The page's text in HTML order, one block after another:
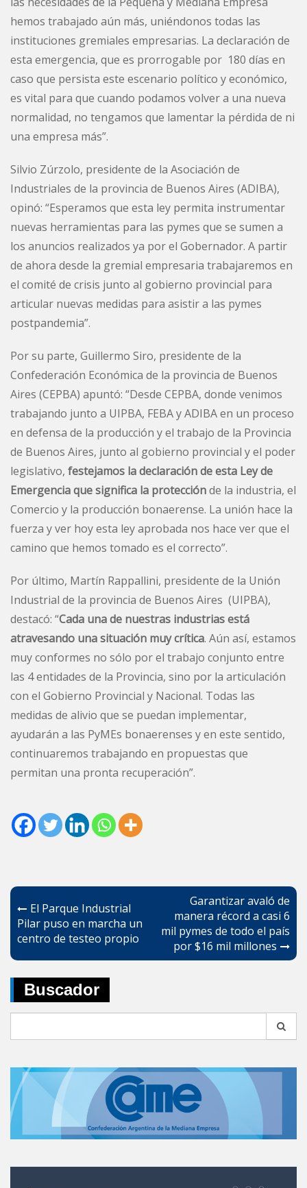
hemos trabajado aún más, uniéndonos todas las
instituciones gremiales empresarias. La declaración de
esta emergencia, que es prorrogable por 180 días en
caso que persista este escenario político y económico,
es vital para que cuando podamos volver a una nueva
normalidad, no tengamos que lamentar la pérdida de ni
una empresa más”.
Silvio Zúrzolo, presidente de la Asociación de
Industriales de la provincia de Buenos Aires (ADIBA),
opinó: “Esperamos que esta ley permita instrumentar
nuevas herramientas para las pymes que se sumen a
los anuncios realizados ya por el Gobernador. A partir
de ahora desde la gremial empresaria trabajaremos en
el comité de crisis junto al gobierno provincial para
articular nuevas medidas para asistir a las pymes
postpandemia”.
Por su parte, Guillermo Siro, presidente de la
Confederación Económica de la provincia de Buenos
Aires (CEPBA) apuntó: “Desde CEPBA, donde venimos
trabajando junto a UIPBA, FEBA y ADIBA en un proceso
en defensa de la producción y el trabajo de la Provincia
de Buenos Aires, junto al gobierno provincial y el poder
legislativo, festejamos la declaración de esta Ley de
Emergencia que significa la protecciónde la industria, el
Comercio y la producción bonaerense. La unión hace la
fuerza y ver hoy esta ley aprobada nos hace ver que el
camino que hemos tomado es el correcto”.
Por último, Martín Rappallini, presidente de la Unión
Industrial de la provincia de Buenos Aires (UIPBA),
destacó: “Cada una de nuestras industrias está
atravesando una situación muy crítica. Aún así, estamos
muy conformes no sólo por el trabajo conjunto entre
las 4 entidades de la Provincia, sino por la articulación
con el Gobierno Provincial y Nacional. Todas las
medidas de alivio que se puedan implementar,
ayudarán a las PyMEs bonaerenses y en este sentido,
continuaremos trabajando en propuestas que
permitan una pronta recuperación”.
Navegación
de
entradas
El Parque Industrial
Pilar puso en marcha un
centro de testeo propio
Garantizar avaló de
manera récord a casi 6
mil pymes de todo el país
por $16 mil millones
Buscador